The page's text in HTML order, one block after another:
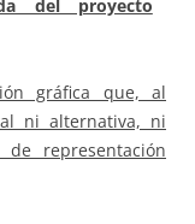
del proyecto
gráfica que, al
ni alternativa, ni
representación